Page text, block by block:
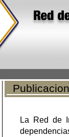
La Red de